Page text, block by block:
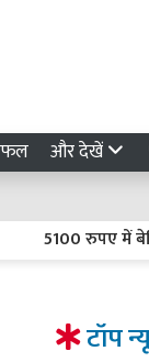
और देखें
5100 रुपए में
टॉप